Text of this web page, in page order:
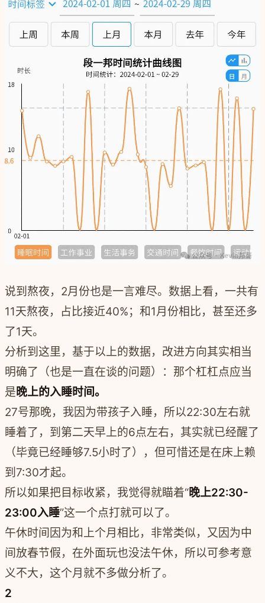
说到熬夜，2月份也是一言难尽。数据上看，一共有
11天熬夜，占比接近40%；和1月份相比，甚至还多
了1天。
分析到这里，基于以上的数据，改进方向其实相当
明确了（也是一直在谈的问题）：那个杠杠点应当
是晚上的入睡时间。
27号那晚，我因为带孩子入睡，所以22:30左右就
睡着了，到第二天早上的6点左右，其实就已经醒了
（毕竟已经睡够7.5小时了），但可惜还是在床上赖
到7:30才起。
所以如果把目标收紧，我觉得就瞄着“晚上22:30-
23:00入睡”这一个点打就可以了。
午休时间因为和上个月相比，非常类似，又因为中
间放春节假，在外面玩也没法午休，所以可参考意
义不大，这个月就不多做分析了。
2